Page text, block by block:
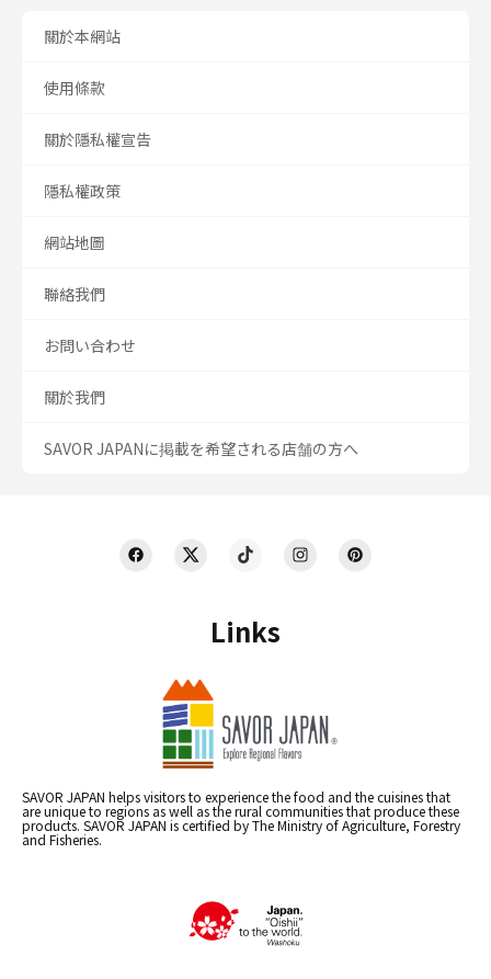
Links
SAVOR JAPAN helps visitors to experience the food and the cuisines that
are unique to regions as well as the rural communities that produce these
products. SAVOR JAPAN is certified by The Ministry of Agriculture, Forestry
and Fisheries.
關於本網站
使用條款
關於隱私權宣告
隱私權政策
網站地圖
聯絡我們
お問い合わせ
關於我們
SAVOR JAPANに掲載を希望される店舗の方へ